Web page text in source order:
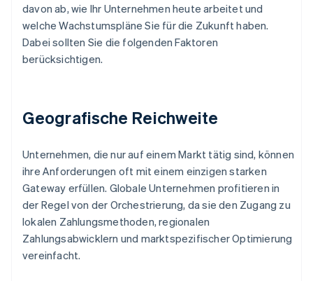
davon ab, wie Ihr Unternehmen heute arbeitet und
welche Wachstumspläne Sie für die Zukunft haben.
Dabei sollten Sie die folgenden Faktoren
berücksichtigen.
Geografische Reichweite
Unternehmen, die nur auf einem Markt tätig sind, können
ihre Anforderungen oft mit einem einzigen starken
Gateway erfüllen. Globale Unternehmen profitieren in
der Regel von der Orchestrierung, da sie den Zugang zu
lokalen Zahlungsmethoden, regionalen
Zahlungsabwicklern und marktspezifischer Optimierung
vereinfacht.